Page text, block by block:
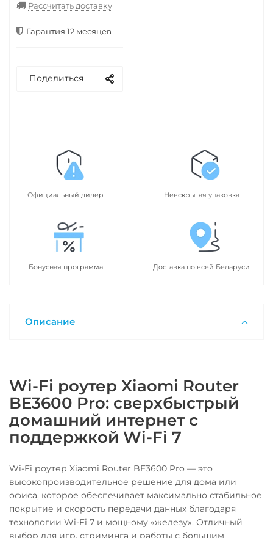
Рассчитать доставку
Гарантия 12 месяцев
Поделиться
Официальный дилер Невскрытая упаковка
Бонусная программа Доставка по всей Беларуси
Описание
Wi-Fi роутер Xiaomi Router
BE3600 Pro: сверхбыстрый
домашний интернет с
поддержкой Wi-Fi 7
Wi-Fi роутер Xiaomi Router BE3600 Pro — это
высокопроизводительное решение для дома или
офиса, которое обеспечивает максимально стабильное
покрытие и скорость передачи данных благодаря
технологии Wi-Fi 7 и мощному «железу». Отличный
выбор для игр, стриминга и работы с большим